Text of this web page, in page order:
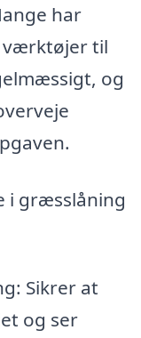
har
værktøjer til
og
i græsslåning
Sikrer at
og ser